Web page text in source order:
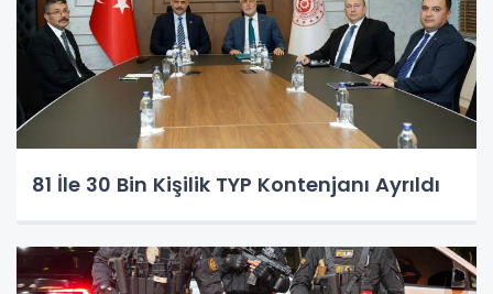
81 İle 30 Bin Kişilik TYP Kontenjanı Ayrıldı